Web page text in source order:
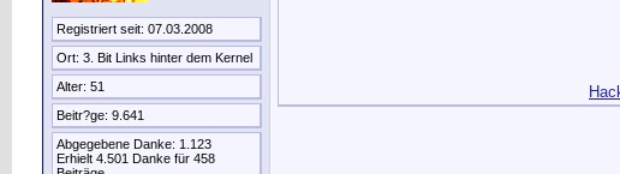
Registriert seit: 07.03.2008
Ort: 3. Bit Links hinter dem Kernel
Alter: 51
Beitr?ge: 9.641
Abgegebene Danke: 1.123
Erhielt 4.501 Danke für 458